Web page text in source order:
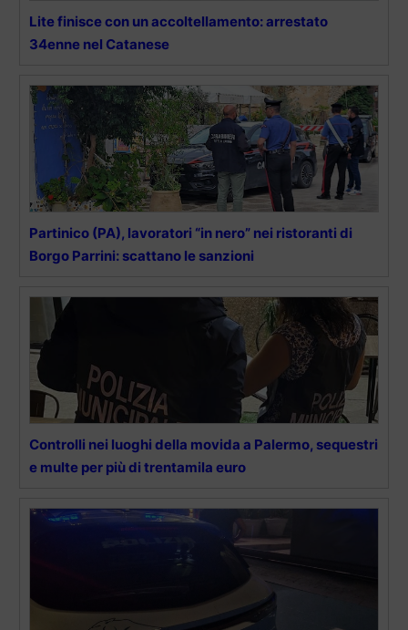
Lite finisce con un accoltellamento: arrestato
34enne nel Catanese
Partinico (PA), lavoratori “in nero” nei ristoranti di
Borgo Parrini: scattano le sanzioni
Controlli nei luoghi della movida a Palermo, sequestri
e multe per più di trentamila euro